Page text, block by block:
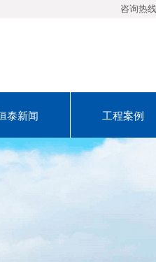
：0595-
泰新闻 工程案例